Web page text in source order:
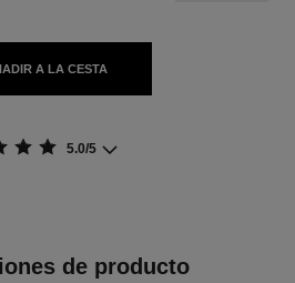
A LA CESTA
5.0/5
de producto